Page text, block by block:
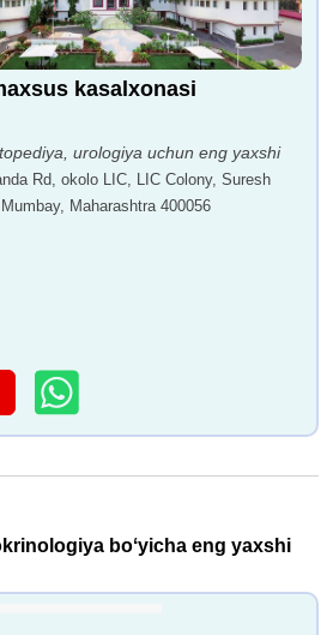
kasalxonasi
urologiya uchun eng yaxshi
Rd, okolo LIC, LIC Colony, Suresh
Maharashtra 400056
boʻyicha eng yaxshi